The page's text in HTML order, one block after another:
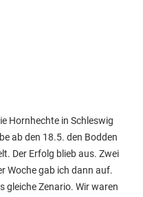
Hornhechte in Schleswig
ab den 18.5. den Bodden
Der Erfolg blieb aus. Zwei
Woche gab ich dann auf.
gleiche Zenario. Wir waren